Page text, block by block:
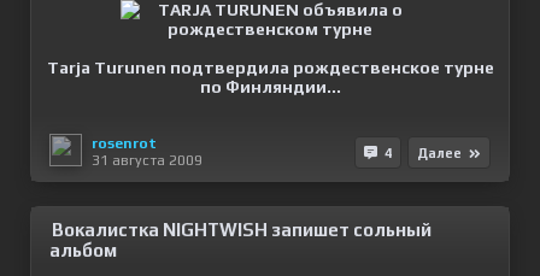
Tarja Turunen подтвердила рождественское турне
по Финляндии...
rosenrot
31 августа 2009
4 Далее
Вокалистка NIGHTWISH запишет сольный
альбом